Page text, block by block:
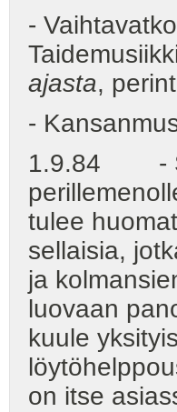
-
ajasta,
-
1.9.84 -
tulee
sellaisia,
ja
luovaan
kuule
on itse